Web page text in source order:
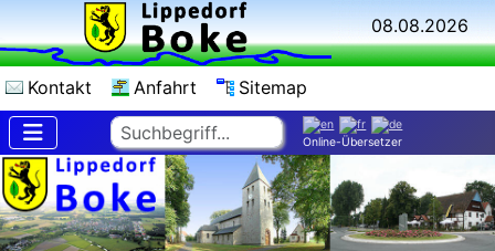
Suchen
Online-Übersetzer
Kontakt Anfahrt Sitemap
08.08.2026